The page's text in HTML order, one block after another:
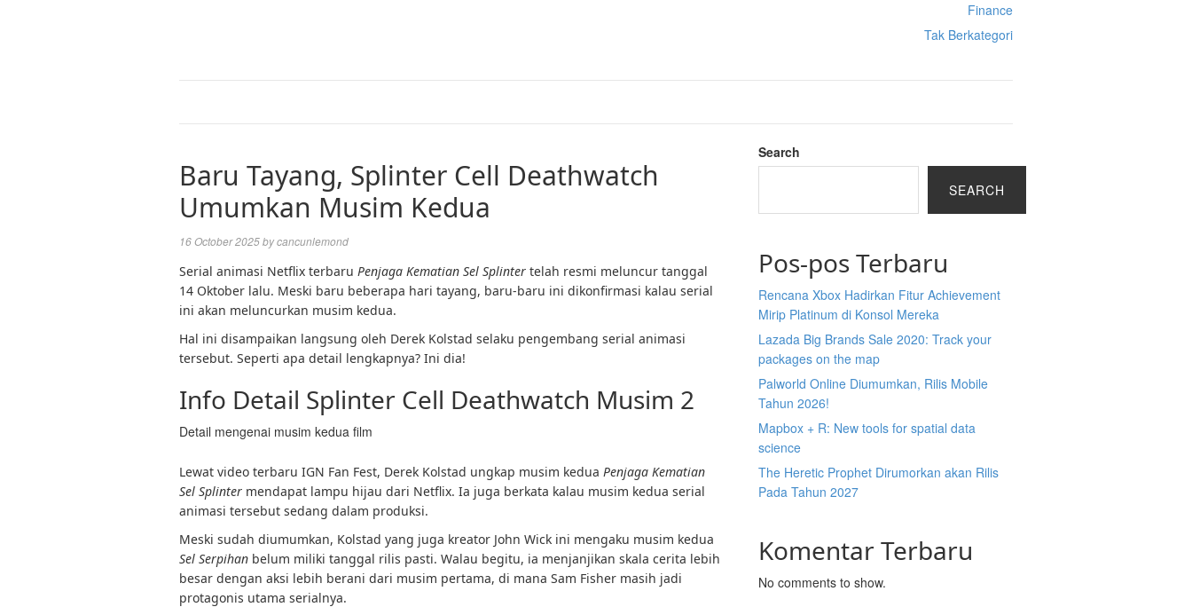
Finance
Tak Berkategori
Baru Tayang, Splinter Cell Deathwatch
Umumkan Musim Kedua
16 October 2025bycancunlemond
Serial animasi Netflix terbaru Penjaga Kematian Sel Splinter telah resmi meluncur tanggal
14 Oktober lalu. Meski baru beberapa hari tayang, baru-baru ini dikonfirmasi kalau serial
ini akan meluncurkan musim kedua.
Hal ini disampaikan langsung oleh Derek Kolstad selaku pengembang serial animasi
tersebut. Seperti apa detail lengkapnya? Ini dia!
Info Detail Splinter Cell Deathwatch Musim 2
Detail mengenai musim kedua film
Lewat video terbaru IGN Fan Fest, Derek Kolstad ungkap musim kedua Penjaga Kematian
Sel Splinter mendapat lampu hijau dari Netflix. Ia juga berkata kalau musim kedua serial
animasi tersebut sedang dalam produksi.
Meski sudah diumumkan, Kolstad yang juga kreator John Wick ini mengaku musim kedua
Sel Serpihan belum miliki tanggal rilis pasti. Walau begitu, ia menjanjikan skala cerita lebih
besar dengan aksi lebih berani dari musim pertama, di mana Sam Fisher masih jadi
protagonis utama serialnya.
Search
SEARCH
Pos-pos Terbaru
Rencana Xbox Hadirkan Fitur Achievement
Mirip Platinum di Konsol Mereka
Lazada Big Brands Sale 2020: Track your
packages on the map
Palworld Online Diumumkan, Rilis Mobile
Tahun 2026!
Mapbox + R: New tools for spatial data
science
The Heretic Prophet Dirumorkan akan Rilis
Pada Tahun 2027
Komentar Terbaru
No comments to show.